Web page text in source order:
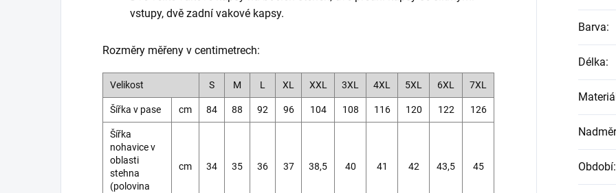
vstupy, dvě zadní vakové kapsy.
Rozměry měřeny v centimetrech:
Velikost S M L XL XXL 3XL 4XL 5XL 6XL 7XL
Šířka v pase cm 84 88 92 96 104 108 116 120 122 126
Šířka
nohavice v
oblasti
stehna
(polovina
cm 34 35 36 37 38,5 40 41 42 43,5 45
Barva:
Délka:
Materiál
Období: